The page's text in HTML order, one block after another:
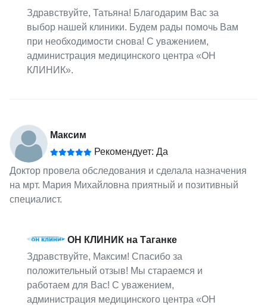
Здравствуйте, Татьяна! Благодарим Вас за
выбор нашей клиники. Будем рады помочь Вам
при необходимости снова! С уважением,
администрация медицинского центра «ОН
КЛИНИК».
Максим
Рекомендует: Да
Доктор провела обследования и сделала назначения
на мрт. Мария Михайловна приятный и позитивный
специалист.
ОН КЛИНИК на Таганке
Здравствуйте, Максим! Спасибо за
положительный отзыв! Мы стараемся и
работаем для Вас! С уважением,
администрация медицинского центра «ОН